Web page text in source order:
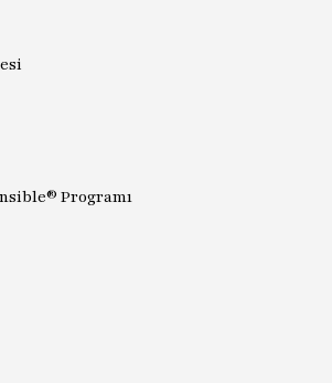
Programı